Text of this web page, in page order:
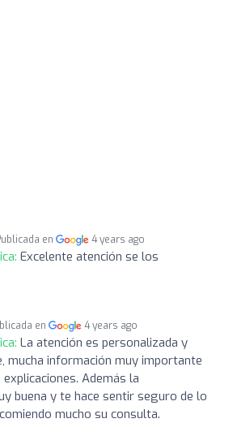
en 4 years ago
Excelente atención se los
en 4 years ago
La atención es personalizada y
mucha información muy importante
Además la
buena y te hace sentir seguro de lo
mucho su consulta.